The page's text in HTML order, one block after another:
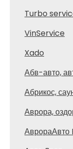
Turbo
VinService
Xado
Абв-авто,
Абрикос,
Аврора,
АврораАвто